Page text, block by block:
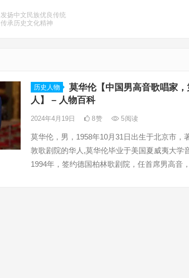
发扬中文民族优良传统
传承历史文化精神
历史人物
莫华伦【中国男高音歌唱家
人】 – 人物百科
2024年4月19日 8赞 5阅读
莫华伦，男，1958年10月31日出生于北京市，
敦歌剧院的华人,莫华伦毕业于美国夏威夷大学
1994年，签约德国柏林歌剧院，任首席男高音